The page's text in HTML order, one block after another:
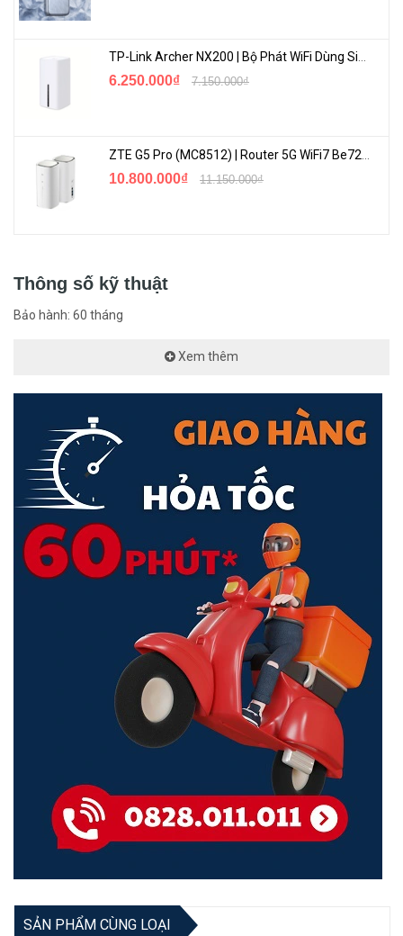
Cho phép khối lượng công việc người dùng sử dụng lên đến
động tốt mà vẫn tiết kiệm năng lượng.
6.250.000₫ 7.150.000₫
10.800.000₫ 11.150.000₫
Thông số kỹ thuật
Bảo hành: 60 tháng
Xem thêm
SẢN PHẨM CÙNG LOẠI